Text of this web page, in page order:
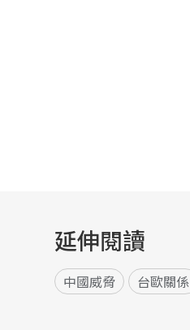
延伸閱讀
中國威脅 台歐關係